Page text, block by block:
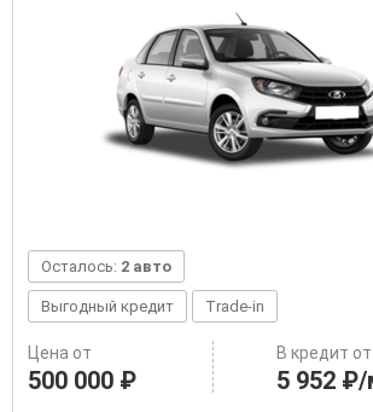
Осталось: 2 авто
Выгодный кредит Trade-in
Цена от
500 000 ₽
В кредит от
5 952